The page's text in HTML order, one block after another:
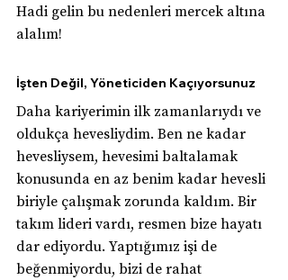
Hadi gelin bu nedenleri mercek altına
alalım!
İşten Değil, Yöneticiden Kaçıyorsunuz
Daha kariyerimin ilk zamanlarıydı ve
oldukça hevesliydim. Ben ne kadar
hevesliysem, hevesimi baltalamak
konusunda en az benim kadar hevesli
biriyle çalışmak zorunda kaldım. Bir
takım lideri vardı, resmen bize hayatı
dar ediyordu. Yaptığımız işi de
beğenmiyordu, bizi de rahat